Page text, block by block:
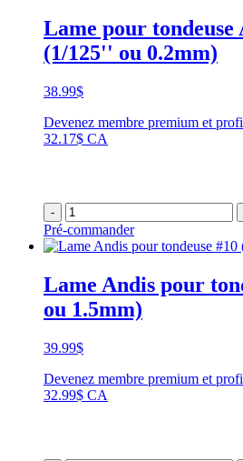
Lame pour tondeuse
(1/125'' ou 0.2mm)
38.99$
Devenez membre premium et
32.17$ CA
-
Pré-commander
Lame Andis pour
ou 1.5mm)
39.99$
Devenez membre premium et
32.99$ CA